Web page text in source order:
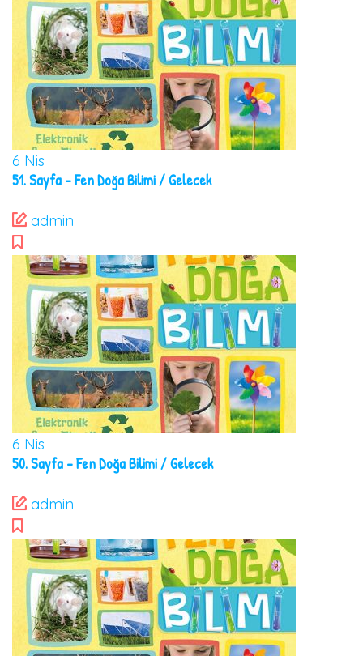
6 Nis
51. Sayfa – Fen Doğa Bilimi / Gelecek
admin
6 Nis
50. Sayfa – Fen Doğa Bilimi / Gelecek
admin